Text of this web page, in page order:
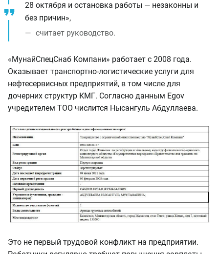
28 октября и остановка работы — незаконны и
без причин»,
считает руководство.
«МунайСпецСнаб Компани» работает с 2008 года.
Оказывает транспортно-логистические услуги для
нефтесервисных предприятий, в том числе для
дочерних структур КМГ. Согласно данным Egov
учредителем ТОО числится Нысангуль Абдуллаева.
Это не первый трудовой конфликт на предприятии.